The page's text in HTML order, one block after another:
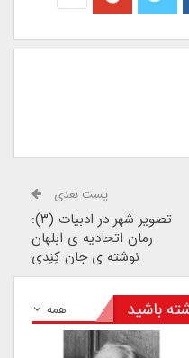
پست بعدی
تصویر شهر در ادبیات (۳):
رمان اتحادیه ی ابلهان
نوشته ی جان کِنِدی
همه باشید